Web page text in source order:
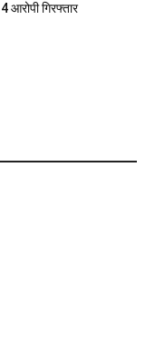
आरोपी गिरफ्तार